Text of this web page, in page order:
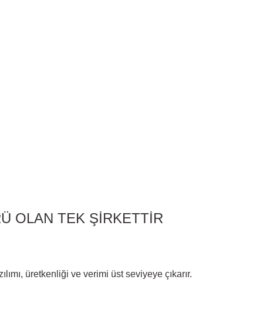
OLAN TEK ŞİRKETTİR
üretkenliği ve verimi üst seviyeye çıkarır.